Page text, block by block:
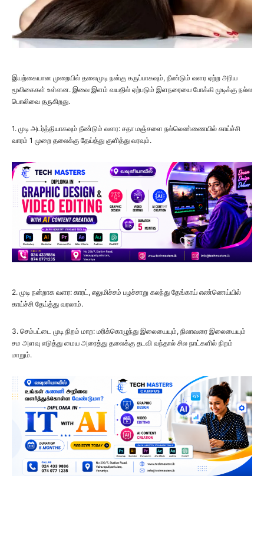
இயற்கையான முறையில் தலைமுடி நன்கு கருப்பாகவும், நீண்டும் வளர ஏற்ற அரிய
மூலிகைகள் உள்ளன. இவை இளம் வயதில் ஏற்படும் இளநரையை போக்கி முடிக்கு நல்ல
பொலிவை தருகிறது.
1. முடி அடர்த்தியாகவும் நீண்டும் வளர: சதா மஞ்சளை நல்லெண்ணையில் காய்ச்சி
வாரம் 1 முறை தலைக்கு தேய்த்து குளித்து வரவும்.
2. முடி நன்றாக வளர: காரட், எலுமிச்சம் பழச்சாறு கலந்து தேங்காய் எண்ணெய்யில்
காய்ச்சி தேய்த்து வரலாம்.
3. செம்பட்டை முடி நிறம் மாற: மரிக்கொழுந்து இலையையும், நிலாவரை இலையையும்
சம அளவு எடுத்து மைய அரைத்து தலைக்கு தடவி வந்தால் சில நாட்களில் நிறம்
மாறும்.